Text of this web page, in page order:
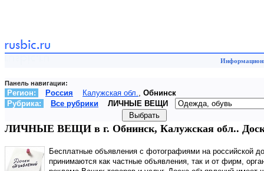
Панель навигации:
Регион: Россия Калужская обл., Обнинск
Рубрика:
Все рубрики ЛИЧНЫЕ ВЕЩИ
ЛИЧНЫЕ ВЕЩИ в г. Обнинск, Калужская обл..
Бесплатные объявления с фотографиями на российской
принимаются как частные объявления, так и от фирм,